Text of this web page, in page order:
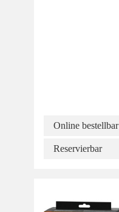
Online bestellbar
Reservierbar